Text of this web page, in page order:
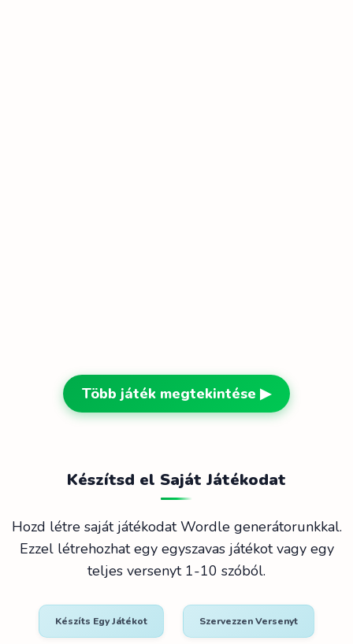
Több játék megtekintése ▶
Készítsd el Saját Játékodat
Hozd létre saját játékodat Wordle generátorunkkal.
Ezzel létrehozhat egy egyszavas játékot vagy egy
teljes versenyt 1-10 szóból.
Készíts Egy Játékot Szervezzen Versenyt